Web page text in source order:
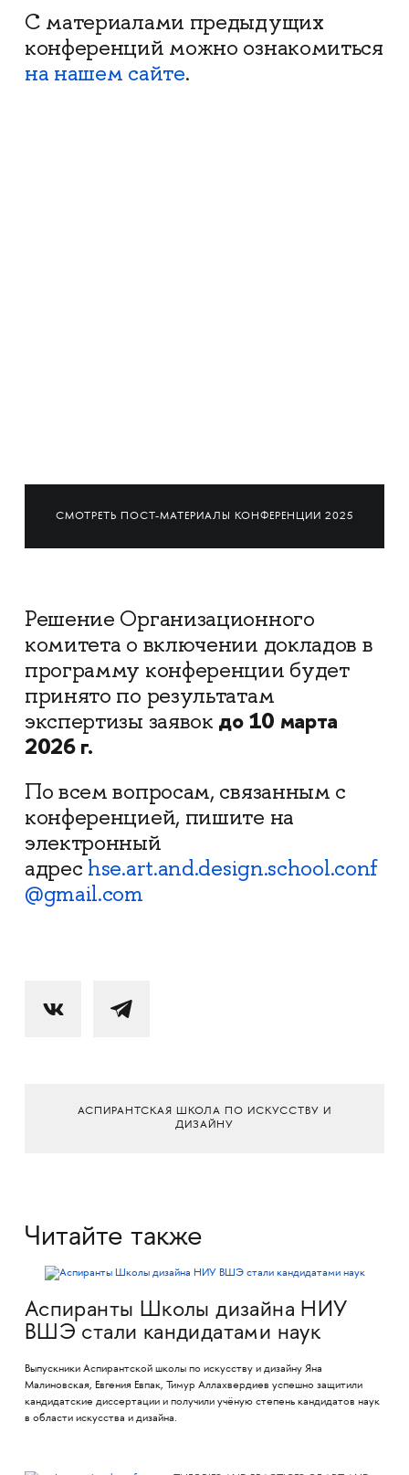
С материалами предыдущих
конференций можно ознакомиться
на нашем сайте.
СМОТРЕТЬ ПОСТ-МАТЕРИАЛЫ КОНФЕРЕНЦИИ 2025
Решение Организационного
комитета о включении докладов в
программу конференции будет
принято по результатам
экспертизы заявок до 10 марта
2026 г.
По всем вопросам, связанным с
конференцией, пишите на
электронный
адрес hse.art.and.design.school.conf
@gmail.com
АСПИРАНТСКАЯ ШКОЛА ПО ИСКУССТВУ И
ДИЗАЙНУ
Читайте также
Аспиранты Школы дизайна НИУ
ВШЭ стали кандидатами наук
Выпускники Аспирантской школы по искусству и дизайну Яна
Малиновская, Евгения Евпак, Тимур Аллахвердиев успешно защитили
кандидатские диссертации и получили учёную степень кандидатов наук
в области искусства и дизайна.